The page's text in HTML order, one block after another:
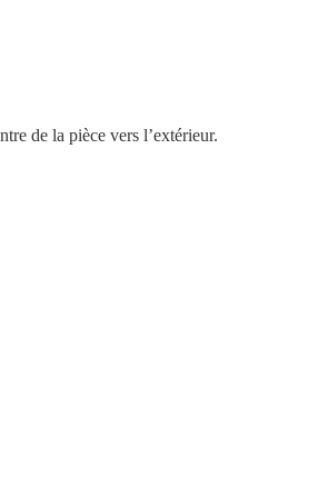
de la pièce vers l’extérieur.